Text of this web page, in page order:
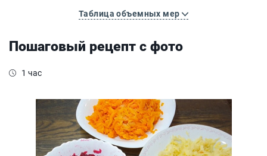
Таблица объемных мер
Пошаговый рецепт с фото
1 час